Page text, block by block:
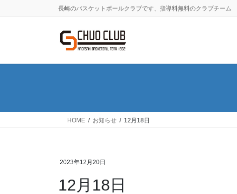
に
ョ
動
長崎のバスケットボールクラブです、指導料無料のクラブチーム
HOME お知らせ 12月18日
2023年12月20日
12月18日